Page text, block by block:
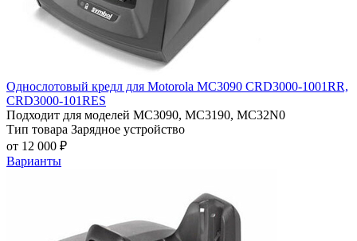
Однослотовый кредл для Motorola MC3090 СRD3000-1001RR,
СRD3000-101RES
Подходит для моделей MC3090, MC3190, MC32N0
Тип товара Зарядное устройство
от 12 000 ₽
Варианты